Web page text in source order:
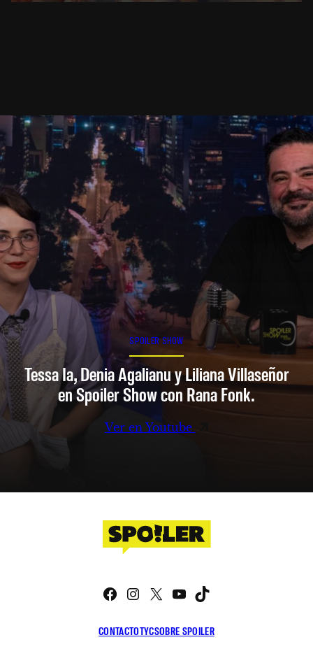
SPOILER SHOW
Tessa Ia, Denia Agalianu y Liliana Villaseñor
en Spoiler Show con Rana Fonk.
Ver en Youtube
CONTACTOTYCSOBRE SPOILER
Facebook
Instagram
X YouTube